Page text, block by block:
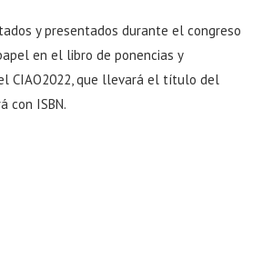
y presentados durante el congreso
en el libro de ponencias y
CIAO2022, que llevará el título del
con ISBN.